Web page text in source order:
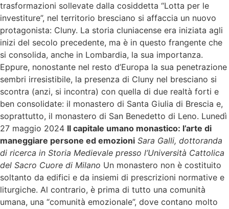
trasformazioni sollevate dalla cosiddetta “Lotta per le
investiture”, nel territorio bresciano si affaccia un nuovo
protagonista: Cluny. La storia cluniacense era iniziata agli
inizi del secolo precedente, ma è in questo frangente che
si consolida, anche in Lombardia, la sua importanza.
Eppure, nonostante nel resto d’Europa la sua penetrazione
sembri irresistibile, la presenza di Cluny nel bresciano si
scontra (anzi, si incontra) con quella di due realtà forti e
ben consolidate: il monastero di Santa Giulia di Brescia e,
soprattutto, il monastero di San Benedetto di Leno. Lunedì
27 maggio 2024 Il capitale umano monastico: l’arte di
maneggiare persone ed emozioni Sara Galli, dottoranda
di ricerca in Storia Medievale presso l’Università Cattolica
del Sacro Cuore di Milano Un monastero non è costituito
soltanto da edifici e da insiemi di prescrizioni normative e
liturgiche. Al contrario, è prima di tutto una comunità
umana, una “comunità emozionale”, dove contano molto